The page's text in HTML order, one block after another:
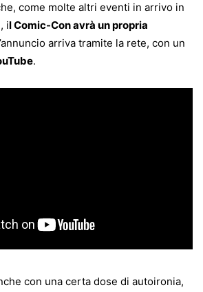
come molte altri eventi in arrivo in
il Comic-Con avrà un propria
arriva tramite la rete, con un
.
con una certa dose di autoironia,